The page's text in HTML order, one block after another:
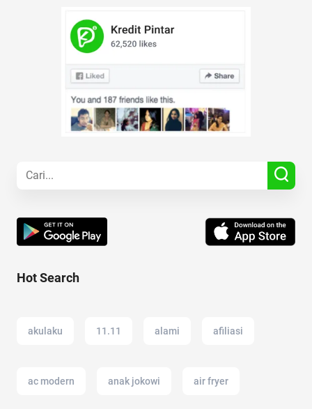
Hot Search
akulaku 11.11 alami afiliasi
ac modern anak jokowi air fryer